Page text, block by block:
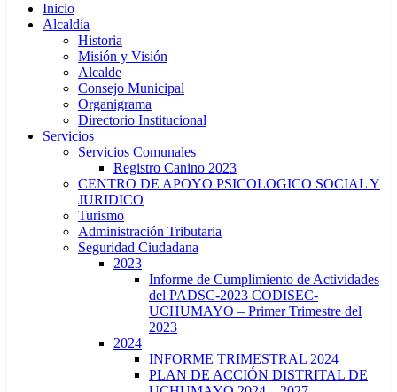
Inicio
Alcaldía
Historia
Misión y Visión
Alcalde
Consejo Municipal
Organigrama
Directorio Institucional
Servicios
Servicios Comunales
Registro Canino 2023
CENTRO DE APOYO PSICOLOGICO SOCIAL Y
JURIDICO
Turismo
Administración Tributaria
Seguridad Ciudadana
2023
Informe de Cumplimiento de Actividades
del PADSC-2023 CODISEC-
UCHUMAYO – Primer Trimestre del
2023
2024
INFORME TRIMESTRAL 2024
PLAN DE ACCIÓN DISTRITAL DE